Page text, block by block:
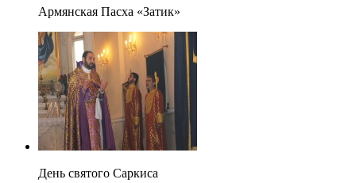
Армянская Пасха «Затик»
День святого Саркиса